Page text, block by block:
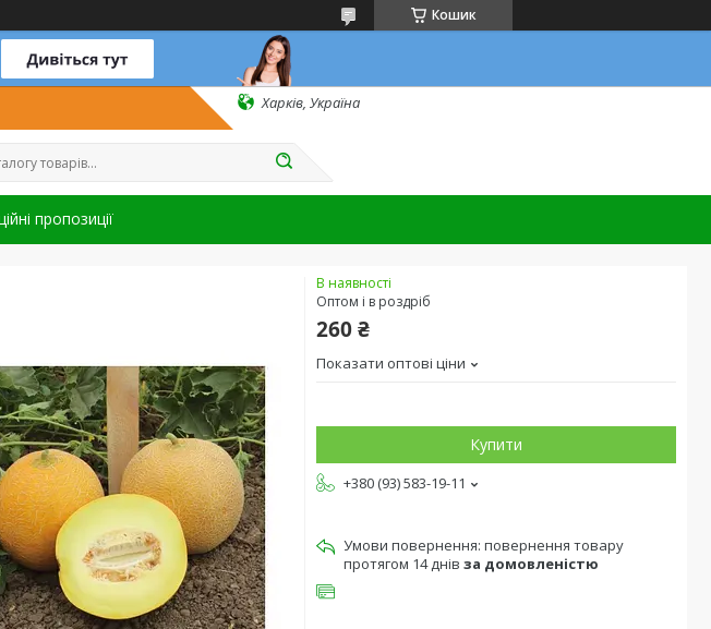
Кошик
Харків, Україна
пропозиції
В наявності
Оптом і в роздріб
260 ₴
Показати оптові ціни
Купити
+380 (93) 583-19-11
повернення товару
протягом 14 днів за домовленістю